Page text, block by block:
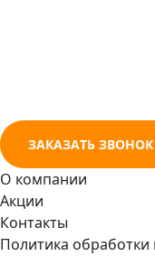
ЗАКАЗАТЬ ЗВОНОК
О компании
Акции
Контакты
Политика